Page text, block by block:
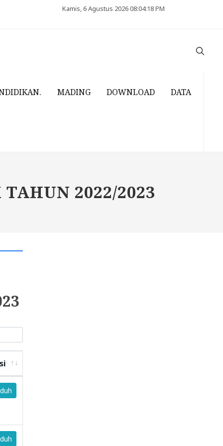
Kamis, 6 Agustus 2026 08:04:19 PM
MADING DOWNLOAD DATA
2022/2023